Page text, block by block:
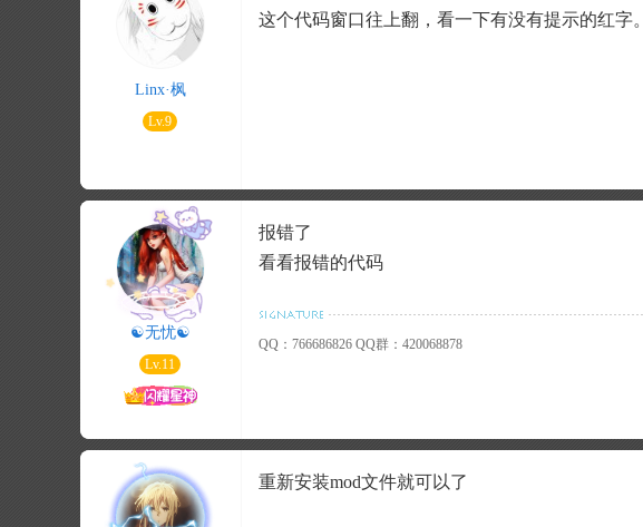
Linx·枫
Lv.9
这个代码窗口往上翻，看一下有没有提示的红字。
☯无忧☯
Lv.11
报错了
看看报错的代码
QQ：766686826 QQ群：420068878
重新安装mod文件就可以了